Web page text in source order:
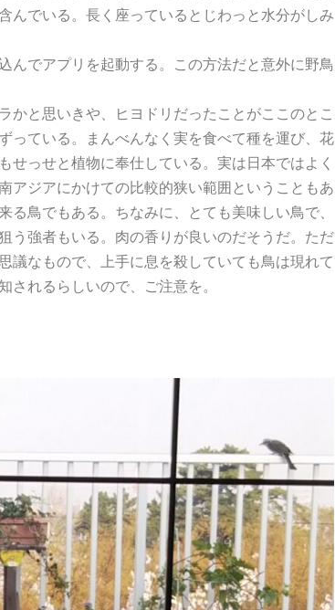
んでいる。長く座っているとじわっと水分がしみ
でアプリを起動する。この方法だと意外に野鳥
と思いきや、ヒヨドリだったことがここのとこ
っている。まんべんなく実を食べて種を運び、花
せっせと植物に奉仕している。実は日本ではよく
アジアにかけての比較的狭い範囲ということもあ
る鳥でもある。ちなみに、とても美味しい鳥で、
う強者もいる。肉の香りが良いのだそうだ。ただ
議なもので、上手に息を殺していても鳥は現れて
されるらしいので、ご注意を。